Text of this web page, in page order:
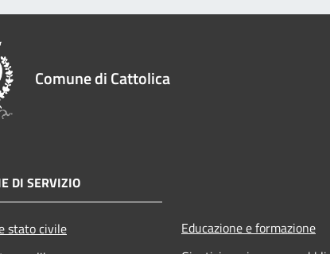
Comune di Cattolica
DI SERVIZIO
stato civile
Educazione e formazione